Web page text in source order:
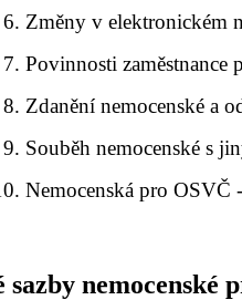
Změny v elektronickém
Povinnosti zaměstnance
Zdanění nemocenské a
Souběh nemocenské s
Nemocenská pro OSVČ
sazby nemocenské